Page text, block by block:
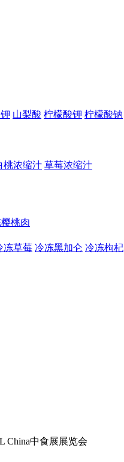
山梨酸 柠檬酸钾 柠檬酸钠
桃浓缩汁 草莓浓缩汁
桃肉
冻草莓 冷冻黑加仑 冷冻枸杞
China中食展展览会